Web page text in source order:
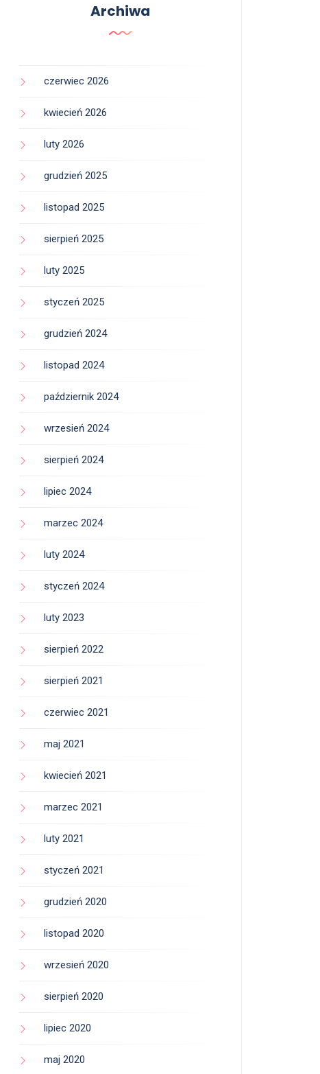
Archiwa
czerwiec 2026
kwiecień 2026
luty 2026
grudzień 2025
listopad 2025
sierpień 2025
luty 2025
styczeń 2025
grudzień 2024
listopad 2024
październik 2024
wrzesień 2024
sierpień 2024
lipiec 2024
marzec 2024
luty 2024
styczeń 2024
luty 2023
sierpień 2022
sierpień 2021
czerwiec 2021
maj 2021
kwiecień 2021
marzec 2021
luty 2021
styczeń 2021
grudzień 2020
listopad 2020
wrzesień 2020
sierpień 2020
lipiec 2020
maj 2020